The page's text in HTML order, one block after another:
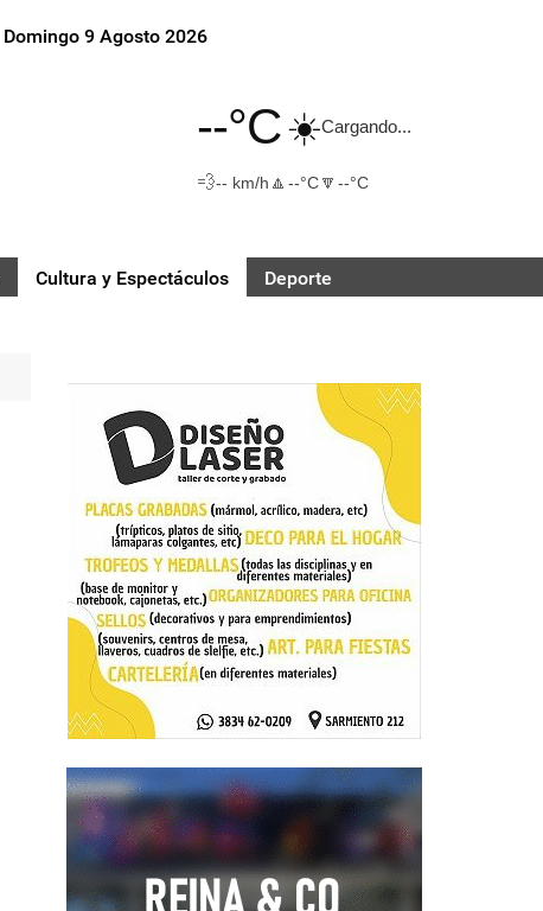
Domingo 9 Agosto 2026
--°C☀️Cargando...
💨-- km/h 🔼 --°C🔽 --°C
Cultura y Espectáculos Deporte